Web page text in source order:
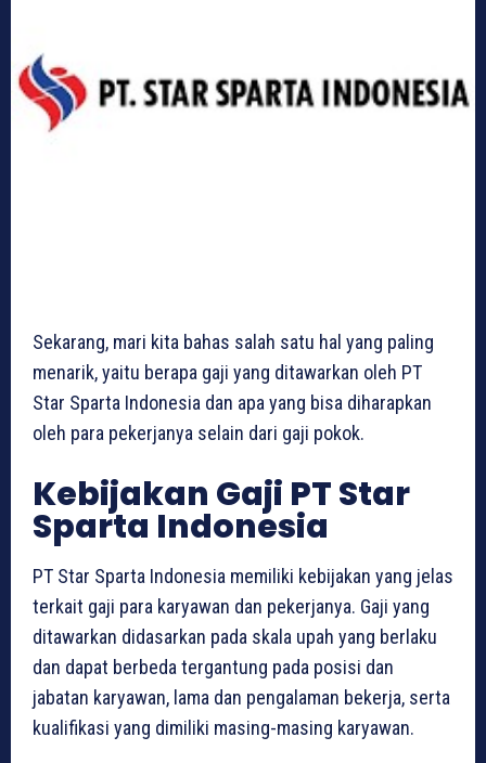
Sekarang, mari kita bahas salah satu hal yang paling
menarik, yaitu berapa gaji yang ditawarkan oleh PT
Star Sparta Indonesia dan apa yang bisa diharapkan
oleh para pekerjanya selain dari gaji pokok.
Kebijakan Gaji PT Star
Sparta Indonesia
PT Star Sparta Indonesia memiliki kebijakan yang jelas
terkait gaji para karyawan dan pekerjanya. Gaji yang
ditawarkan didasarkan pada skala upah yang berlaku
dan dapat berbeda tergantung pada posisi dan
jabatan karyawan, lama dan pengalaman bekerja, serta
kualifikasi yang dimiliki masing-masing karyawan.